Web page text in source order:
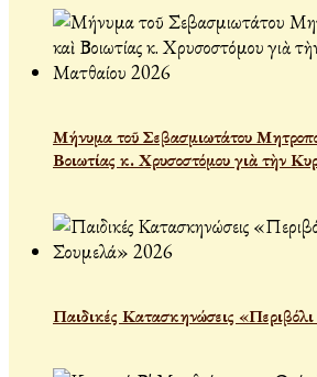
Μήνυμα τοῦ Σεβασμιωτάτου
Βοιωτίας κ. Χρυσοστόμου γιὰ τὴν
Παιδικές Κατασκηνώσεις